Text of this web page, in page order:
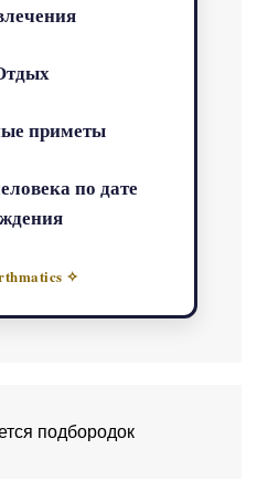
приметы
по дате
✧
подбородок